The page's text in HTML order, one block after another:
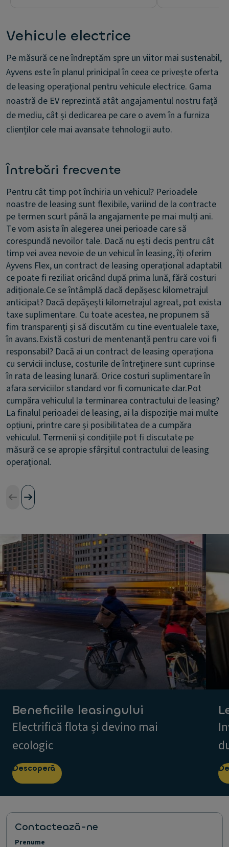
Vehicule electrice
Pe măsură ce ne îndreptăm spre un viitor mai sustenabil,
Ayvens este în planul prinicipal în ceea ce privește oferta
de leasing operațional pentru vehicule electrice. Gama
noastră de EV reprezintă atât angajamentul nostru față
de mediu, cât și dedicarea pe care o avem în a furniza
clienților cele mai avansate tehnologii auto.
Întrebări frecvente
Pentru cât timp pot închiria un vehicul? Perioadele
noastre de leasing sunt flexibile, variind de la contracte
pe termen scurt până la angajamente pe mai mulți ani.
Te vom asista în alegerea unei perioade care să
corespundă nevoilor tale. Dacă nu ești decis pentru cât
timp vei avea nevoie de un vehicul în leasing, îți oferim
Ayvens Flex, un contract de leasing operațional adaptabil
ce poate fi reziliat oricând după prima lună, fără costuri
adiționale.Ce se întâmplă dacă depășesc kilometrajul
anticipat? Dacă depășești kilometrajul agreat, pot exista
taxe suplimentare. Cu toate acestea, ne propunem să
fim transparenți și să discutăm cu tine eventualele taxe,
în avans.Există costuri de mentenanță pentru care voi fi
responsabil? Dacă ai un contract de leasing operaționa
cu servicii incluse, costurile de întreținere sunt cuprinse
în rata de leasing lunară. Orice costuri suplimentare în
afara serviciilor standard vor fi comunicate clar.Pot
cumpăra vehiculul la terminarea contractului de leasing?
La finalul perioadei de leasing, ai la dispoziție mai multe
opțiuni, printre care și posibilitatea de a cumpăra
vehiculul. Termenii și condițiile pot fi discutate pe
măsură ce se apropie sfârșitul contractului de leasing
operațional.
Beneficiile leasingului
Electrifică flota și devino mai
ecologic
Descoperă
Contactează-ne
Prenume